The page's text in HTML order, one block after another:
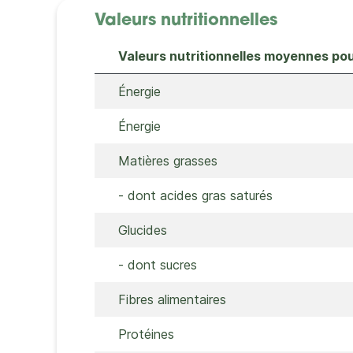
Valeurs nutritionnelles
Valeurs nutritionnelles moyennes
Énergie
Énergie
Matières grasses
- dont acides gras saturés
Glucides
- dont sucres
Fibres alimentaires
Protéines